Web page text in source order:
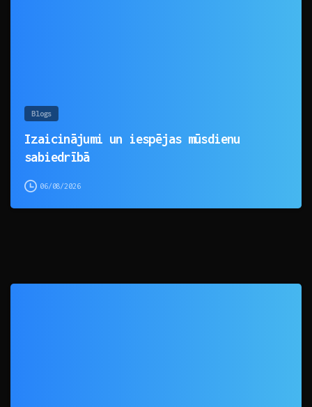
Blogs
Izaicinājumi un iespējas mūsdienu
sabiedrībā
06/08/2026